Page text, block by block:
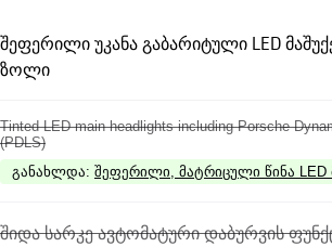
შეფერილი უკანა გაბარიტული LED
ზოლი
Tinted LED main headlights including Porsche
(PDLS)
განახლდა: შეფერილი, მატრიცული წინა LED
შიდა სარკე ავტომატური დაბურვის